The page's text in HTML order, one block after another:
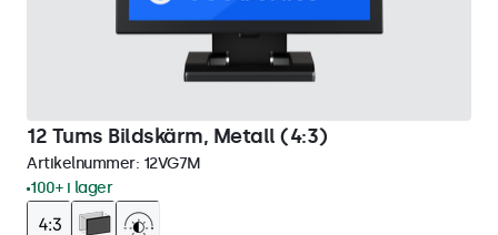
12 Tums Bildskärm, Metall (4:3)
Artikelnummer: 12VG7M
100+ i lager